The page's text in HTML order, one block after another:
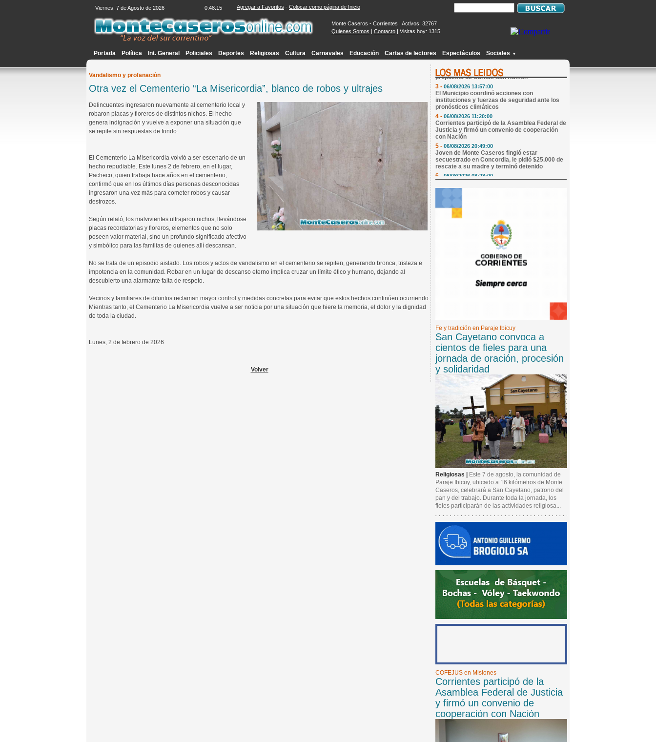
Viernes, 7 de Agosto de 2026 0:48:16 Agregar a Favoritos - Colocar como página de Inicio
Monte Caseros - Corrientes | Activos: 32767
Quienes Somos | Contacto | Visitas hoy: 1315
Portada Política Int. General Policiales Deportes Religiosas Cultura Carnavales Educación Cartas de lectores Espectáculos Sociales ▼
Vandalismo y profanación
Otra vez el Cementerio “La Misericordia”, blanco de robos y ultrajes
Delincuentes ingresaron nuevamente al cementerio local y
robaron placas y floreros de distintos nichos. El hecho
genera indignación y vuelve a exponer una situación que
se repite sin respuestas de fondo.
El Cementerio La Misericordia volvió a ser escenario de un
hecho repudiable. Este lunes 2 de febrero, en el lugar,
Pacheco, quien trabaja hace años en el cementerio,
confirmó que en los últimos días personas desconocidas
ingresaron una vez más para cometer robos y causar
destrozos.
Según relató, los malvivientes ultrajaron nichos, llevándose
placas recordatorias y floreros, elementos que no solo
poseen valor material, sino un profundo significado afectivo
y simbólico para las familias de quienes allí descansan.
No se trata de un episodio aislado. Los robos y actos de vandalismo en el cementerio se repiten, generando bronca, tristeza e
impotencia en la comunidad. Robar en un lugar de descanso eterno implica cruzar un límite ético y humano, dejando al
descubierto una alarmante falta de respeto.
Vecinos y familiares de difuntos reclaman mayor control y medidas concretas para evitar que estos hechos continúen ocurriendo.
Mientras tanto, el Cementerio La Misericordia vuelve a ser noticia por una situación que hiere la memoria, el dolor y la dignidad
de toda la ciudad.
Lunes, 2 de febrero de 2026
Volver
2 -06/08/2026 08:31:00
propuesta de Cáritas San Ramón
3 -06/08/2026 13:57:00
El Municipio coordinó acciones con
instituciones y fuerzas de seguridad ante los
pronósticos climáticos
4 -06/08/2026 11:20:00
Corrientes participó de la Asamblea Federal de
Justicia y firmó un convenio de cooperación
con Nación
5 -06/08/2026 20:49:00
Joven de Monte Caseros fingió estar
secuestrado en Concordia, le pidió $25.000 de
rescate a su madre y terminó detenido
6 -06/08/2026 08:28:00
El Gobierno de Corrientes confirmó el
cronograma de pago del Plus Unificado de
agosto
contra el reality y sorprendió con una fuerte
revelación
06/08/2026 20:06:00
Internaron a la mamá de un participante de
Gran Hermano: "Pico de estrés y preinfarto"
San Cayetano convoca a cientos de fieles para
una jornada de oración, procesión y solidaridad
Fe y tradición en Paraje Ibicuy
San Cayetano convoca a
cientos de fieles para una
jornada de oración, procesión
y solidaridad
Religiosas |
Este 7 de agosto, la comunidad de
Paraje Ibicuy, ubicado a 16 kilómetros de Monte
Caseros, celebrará a San Cayetano, patrono del
pan y del trabajo. Durante toda la jornada, los
fieles participarán de las actividades religiosa...
COFEJUS en Misiones
Corrientes participó de la
Asamblea Federal de Justicia
y firmó un convenio de
cooperación con Nación